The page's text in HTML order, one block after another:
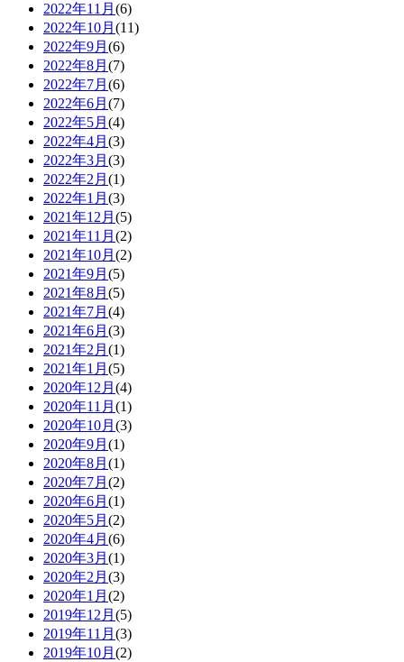
2022年11月 (6)
2022年10月 (11)
2022年9月 (6)
2022年8月 (7)
2022年7月 (6)
2022年6月 (7)
2022年5月 (4)
2022年4月 (3)
2022年3月 (3)
2022年2月 (1)
2022年1月 (3)
2021年12月 (5)
2021年11月 (2)
2021年10月 (2)
2021年9月 (5)
2021年8月 (5)
2021年7月 (4)
2021年6月 (3)
2021年2月 (1)
2021年1月 (5)
2020年12月 (4)
2020年11月 (1)
2020年10月 (3)
2020年9月 (1)
2020年8月 (1)
2020年7月 (2)
2020年6月 (1)
2020年5月 (2)
2020年4月 (6)
2020年3月 (1)
2020年2月 (3)
2020年1月 (2)
2019年12月 (5)
2019年11月 (3)
2019年10月 (2)